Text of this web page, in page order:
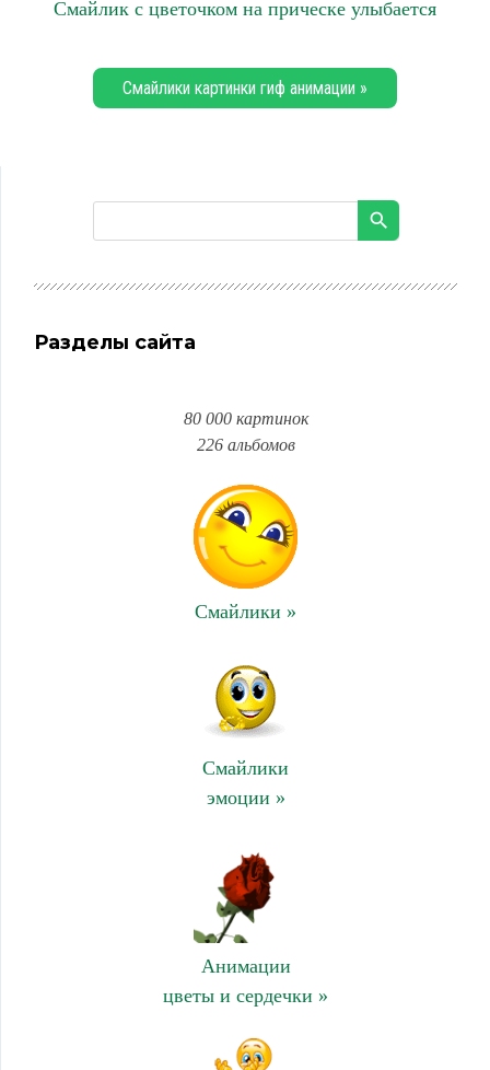
Смайлик с цветочком на прическе улыбается
Смайлики картинки гиф анимации »
Разделы сайта
80 000 картинок
226 альбомов
Смайлики »
Смайлики
эмоции »
Анимации
цветы и сердечки »